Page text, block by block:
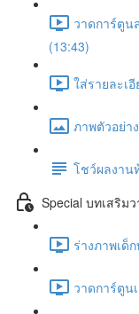
วาดการ์ตูน
(13:43)
ใส่รายละเ
ภาพตัวอย่า
โชว์ผลงาน
Special บทเสริม
ร่างภาพเด็
วาดการ์ตูน